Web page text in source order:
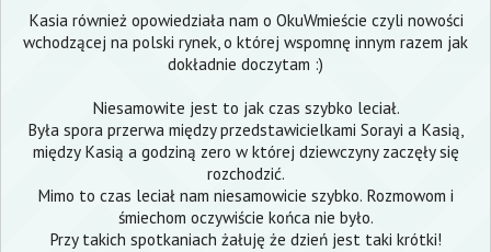
Kasia również opowiedziała nam o OkuWmieście czyli nowości
wchodzącej na polski rynek, o której wspomnę innym razem jak
dokładnie doczytam :)
Niesamowite jest to jak czas szybko leciał.
Była spora przerwa między przedstawicielkami Sorayi a Kasią,
między Kasią a godziną zero w której dziewczyny zaczęły się
rozchodzić.
Mimo to czas leciał nam niesamowicie szybko. Rozmowom i
śmiechom oczywiście końca nie było.
Przy takich spotkaniach żałuję że dzień jest taki krótki!